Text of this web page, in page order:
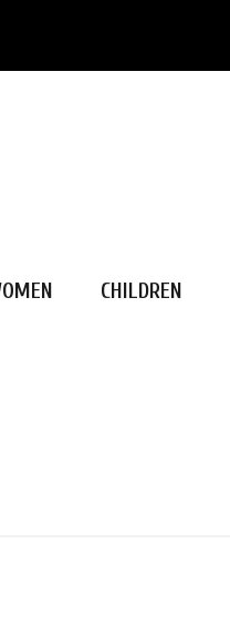
CHILDREN